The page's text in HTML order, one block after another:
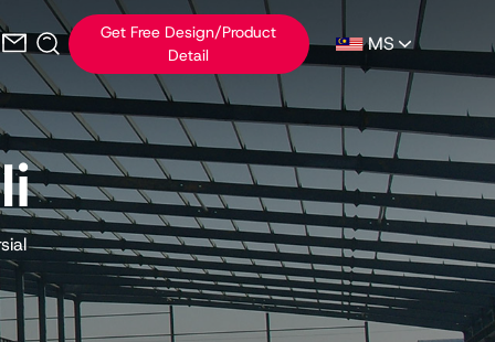
Get Free Design/Product
Detail
MS